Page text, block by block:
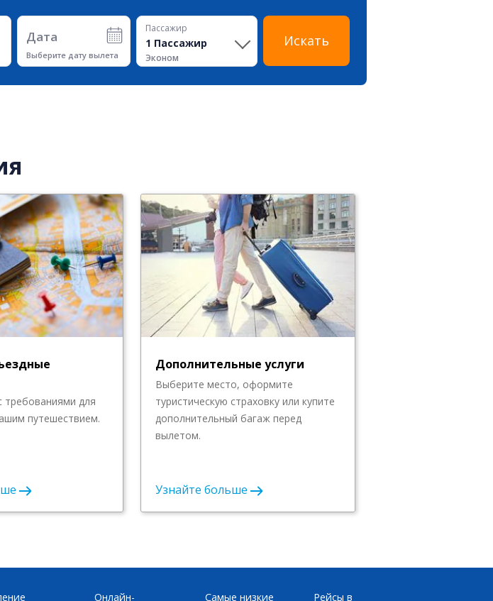
Дата
Выберите дату вылета
Пассажир
1 Пассажир
Эконом
Искать
требованиями для
путешествием.
Дополнительные услуги
Выберите место, оформите
туристическую страховку или купите
дополнительный багаж перед
вылетом.
Узнайте больше
Онлайн- Самые низкие Рейсы в